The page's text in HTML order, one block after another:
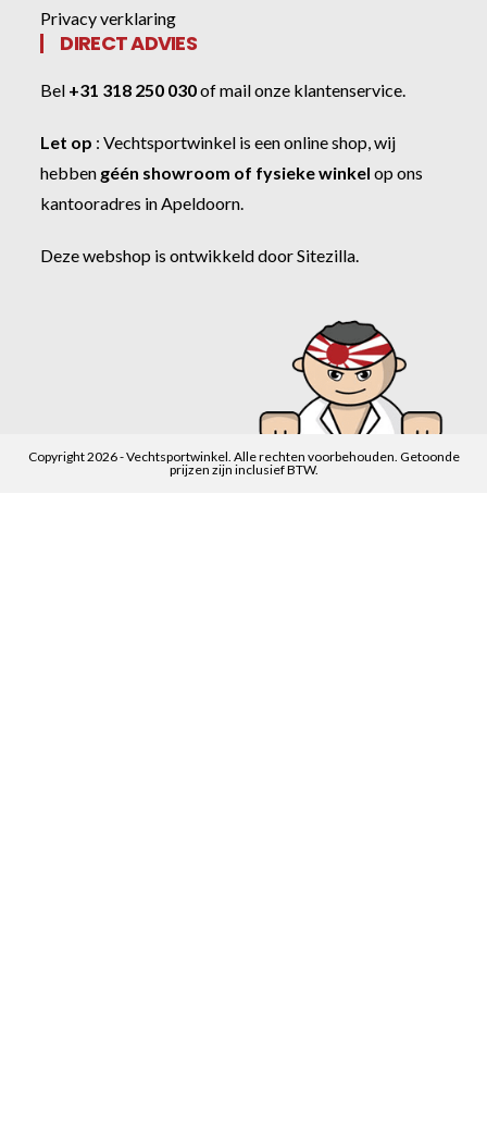
Privacy verklaring
DIRECT ADVIES
Bel +31 318 250 030ofmail onze klantenservice
Let op :Vechtsportwinkel is een online shop, wij
hebben géén showroom of fysieke winkel op ons
kantooradres in Apeldoorn.
Deze webshop is ontwikkeld doorSitezilla
Copyright 2026 - Vechtsportwinkel. Alle rechten voorbehouden. Getoonde
prijzen zijn inclusief BTW.